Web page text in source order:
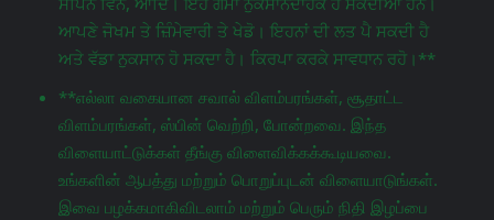
ਆਪਣੇ ਜੋਖਮ ਤੇ ਜ਼ਿੰਮੇਵਾਰੀ ਤੇ ਖੇਡੋ। ਇਹਨਾਂ ਦੀ ਲਤ ਪੈ ਸਕਦੀ ਹੈ
ਅਤੇ ਵੱਡਾ ਨੁਕਸਾਨ ਹੋ ਸਕਦਾ ਹੈ। ਕਿਰਪਾ ਕਰਕੇ ਸਾਵਧਾਨ ਰਹੋ।**
**எல்லா வகையான சவால் விளம்பரங்கள், சூதாட்ட
விளம்பரங்கள், ஸ்பின் வெற்றி, போன்றவை. இந்த
விளையாட்டுக்கள் தீங்கு விளைவிக்கக்கூடியவை.
உங்களின் ஆபத்து மற்றும் பொறுப்புடன் விளையாடுங்கள்.
இவை பழக்கமாகிவிடலாம் மற்றும் பெரும் நிதி இழப்பை